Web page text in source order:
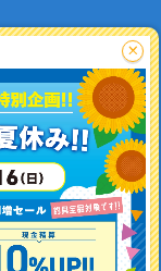
釣り情報を
投稿する
×